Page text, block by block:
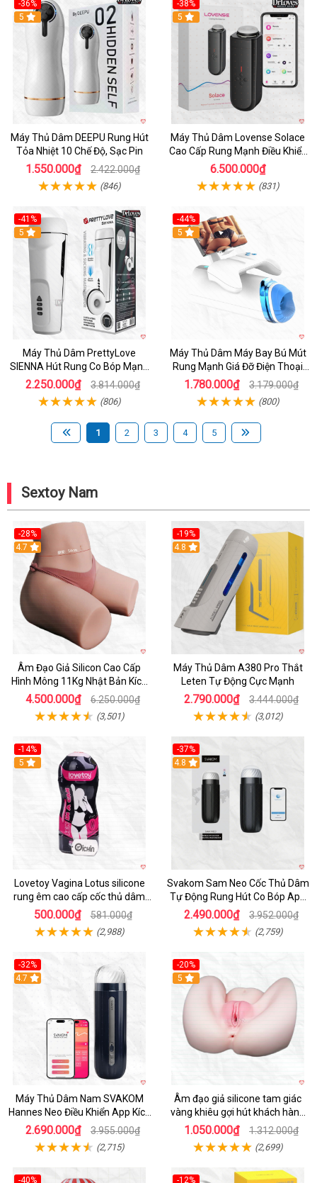
-36%
Hot
5
Máy Thủ Dâm DEEPU Rung Hút
Tỏa Nhiệt 10 Chế Độ, Sạc Pin
1.550.000₫ 2.422.000₫
(846)
-38%
Hot
5
Máy Thủ Dâm Lovense Solace
Cao Cấp Rung Mạnh Điều Khiển
App
6.500.000₫
(831)
-41%
Hot
5
Máy Thủ Dâm PrettyLove
SIENNA Hút Rung Co Bóp Mạnh
Mẽ Nam
2.250.000₫ 3.814.000₫
(806)
-44%
Hot
5
Máy Thủ Dâm Máy Bay Bú Mút
Rung Mạnh Giá Đỡ Điện Thoại
Chính Hãng
1.780.000₫ 3.179.000₫
(800)
1 2 3 4 5
Sextoy Nam
-28%
4.7
Âm Đạo Giả Silicon Cao Cấp
Hình Mông 11Kg Nhật Bản Kích
Thước Như Thật
4.500.000₫ 6.250.000₫
(3,501)
-19%
Hot
4.8
Máy Thủ Dâm A380 Pro Thắt
Leten Tự Động Cực Mạnh
2.790.000₫ 3.444.000₫
(3,012)
-14%
Hot
5
Lovetoy Vagina Lotus silicone
rung êm cao cấp cốc thủ dâm
nam
500.000₫ 581.000₫
(2,988)
-37%
4.8
Svakom Sam Neo Cốc Thủ Dâm
Tự Động Rung Hút Co Bóp App
Điều Khiển
2.490.000₫ 3.952.000₫
(2,759)
-32%
Hot
4.7
Máy Thủ Dâm Nam SVAKOM
Hannes Neo Điều Khiển App Kích
Thích
2.690.000₫ 3.955.000₫
(2,715)
-20%
Hot
5
Âm đạo giả silicone tam giác
vàng khiêu gợi hút khách hàng
nam
1.050.000₫ 1.312.000₫
(2,699)
-40% -12%